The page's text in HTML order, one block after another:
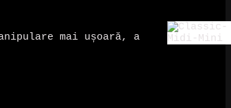
mai ușoară, a